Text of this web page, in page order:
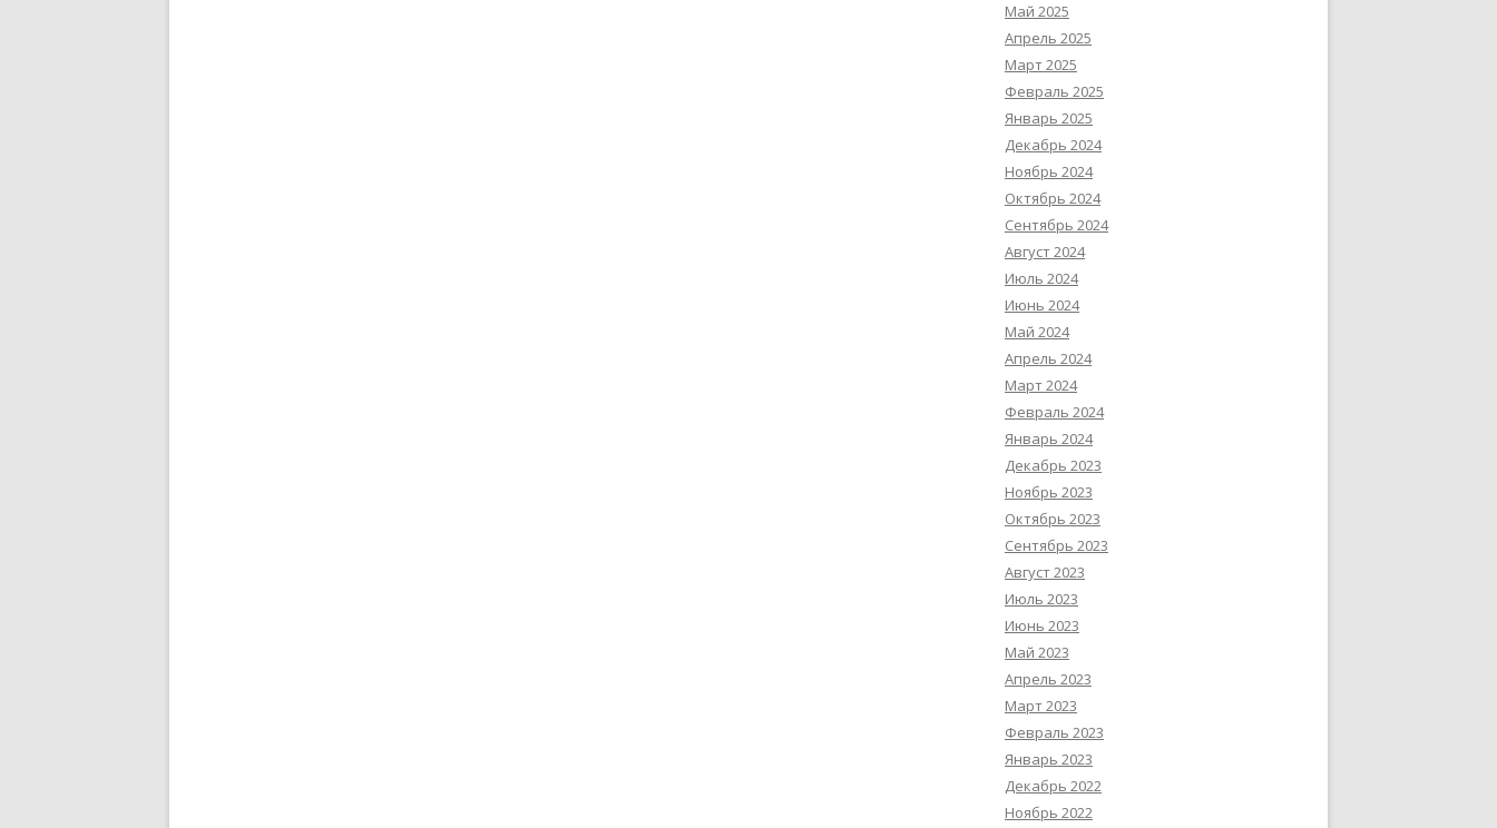
Май 2025
Апрель 2025
Март 2025
Февраль 2025
Январь 2025
Декабрь 2024
Ноябрь 2024
Октябрь 2024
Сентябрь 2024
Август 2024
Июль 2024
Июнь 2024
Май 2024
Апрель 2024
Март 2024
Февраль 2024
Январь 2024
Декабрь 2023
Ноябрь 2023
Октябрь 2023
Сентябрь 2023
Август 2023
Июль 2023
Июнь 2023
Май 2023
Апрель 2023
Март 2023
Февраль 2023
Январь 2023
Декабрь 2022
Ноябрь 2022